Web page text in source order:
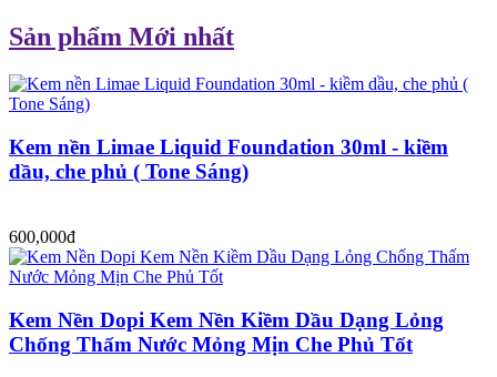
Sản phẩm Mới nhất
Kem nền Limae Liquid Foundation 30ml - kiềm
dầu, che phủ ( Tone Sáng)
600,000đ
Kem Nền Dopi Kem Nền Kiềm Dầu Dạng Lỏng
Chống Thấm Nước Mỏng Mịn Che Phủ Tốt